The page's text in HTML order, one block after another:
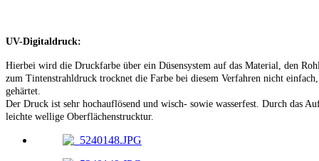
UV-Digitaldruck:
Hierbei wird die Druckfarbe über ein Düsensystem auf das Material, den
zum Tintenstrahldruck trocknet die Farbe bei diesem Verfahren nicht
gehärtet.
Der Druck ist sehr hochauflösend und wisch- sowie wasserfest. Durch das
leichte wellige Oberflächenstrucktur.